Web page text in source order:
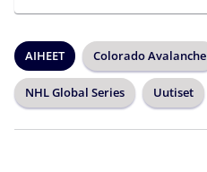
AIHEET Colorado Avalanche
NHL Global Series Uutiset